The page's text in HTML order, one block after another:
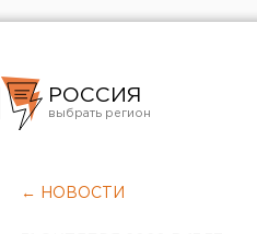
РОССИЯ
Челябинск
← НОВОСТИ